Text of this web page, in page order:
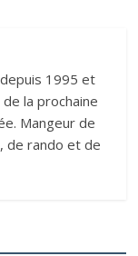
1995 et
la prochaine
Mangeur de
de rando et de